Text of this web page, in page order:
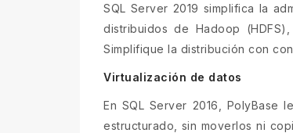
SQL Server 2019 simplifica la
distribuidos de Hadoop
Simplifique la distribución con
Virtualización de datos
En SQL Server 2016, PolyBase
estructurado, sin moverlos ni